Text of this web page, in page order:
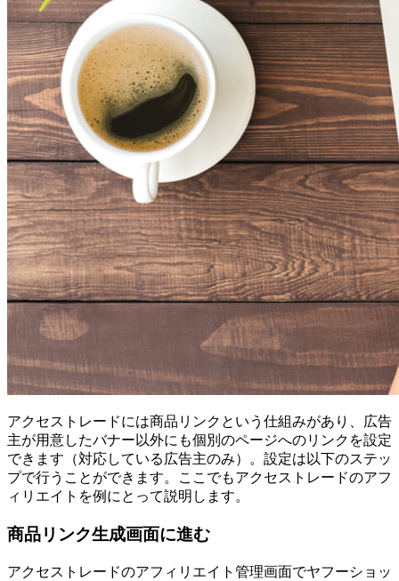
アクセストレードには商品リンクという仕組みがあり、広告
主が用意したバナー以外にも個別のページへのリンクを設定
できます（対応している広告主のみ）。設定は以下のステッ
プで行うことができます。ここでもアクセストレードのアフ
ィリエイトを例にとって説明します。
商品リンク生成画面に進む
アクセストレードのアフィリエイト管理画面でヤフーショッ